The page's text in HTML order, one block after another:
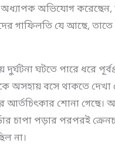
অভিযোগ করেছেন,
গাফিলতি যে আছে,
ঘটতে পারে ধরে
অসহায় বসে থাকতে দেখা
আর্তচিৎকার শোনা গেছে।
চাপা পড়ার পরপরই
না।